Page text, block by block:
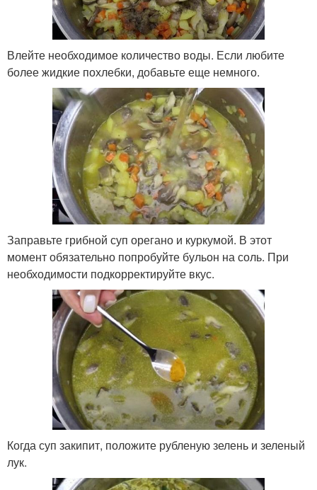
Влейте необходимое количество воды. Если любите
более жидкие похлебки, добавьте еще немного.
Заправьте грибной суп орегано и куркумой. В этот
момент обязательно попробуйте бульон на соль. При
необходимости подкорректируйте вкус.
Когда суп закипит, положите рубленую зелень и зеленый
лук.